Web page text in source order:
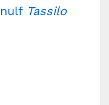
Tassilo